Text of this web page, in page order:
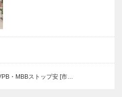
・MBBストップ安 [市…